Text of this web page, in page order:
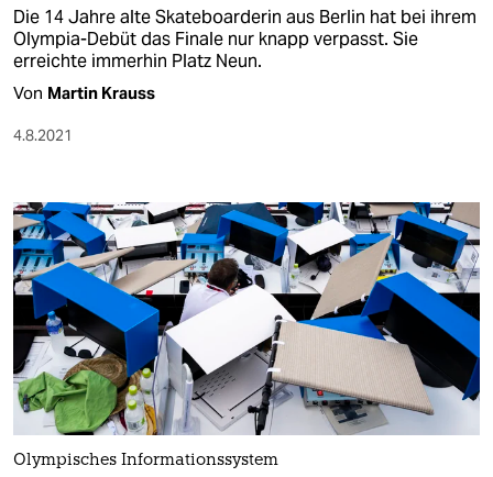
Die 14 Jahre alte Skateboarderin aus Berlin hat bei ihrem
Olympia-Debüt das Finale nur knapp verpasst. Sie
erreichte immerhin Platz Neun.
Von Martin Krauss
4.8.2021
Olympisches Informationssystem